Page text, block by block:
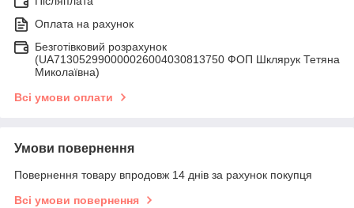
Оплата на рахунок
Безготівковий розрахунок
(UA713052990000026004030813750 ФОП Шклярук Тетяна
Миколаївна)
Всі умови оплати
Умови повернення
Повернення товару впродовж 14 днів за рахунок покупця
Всі умови повернення